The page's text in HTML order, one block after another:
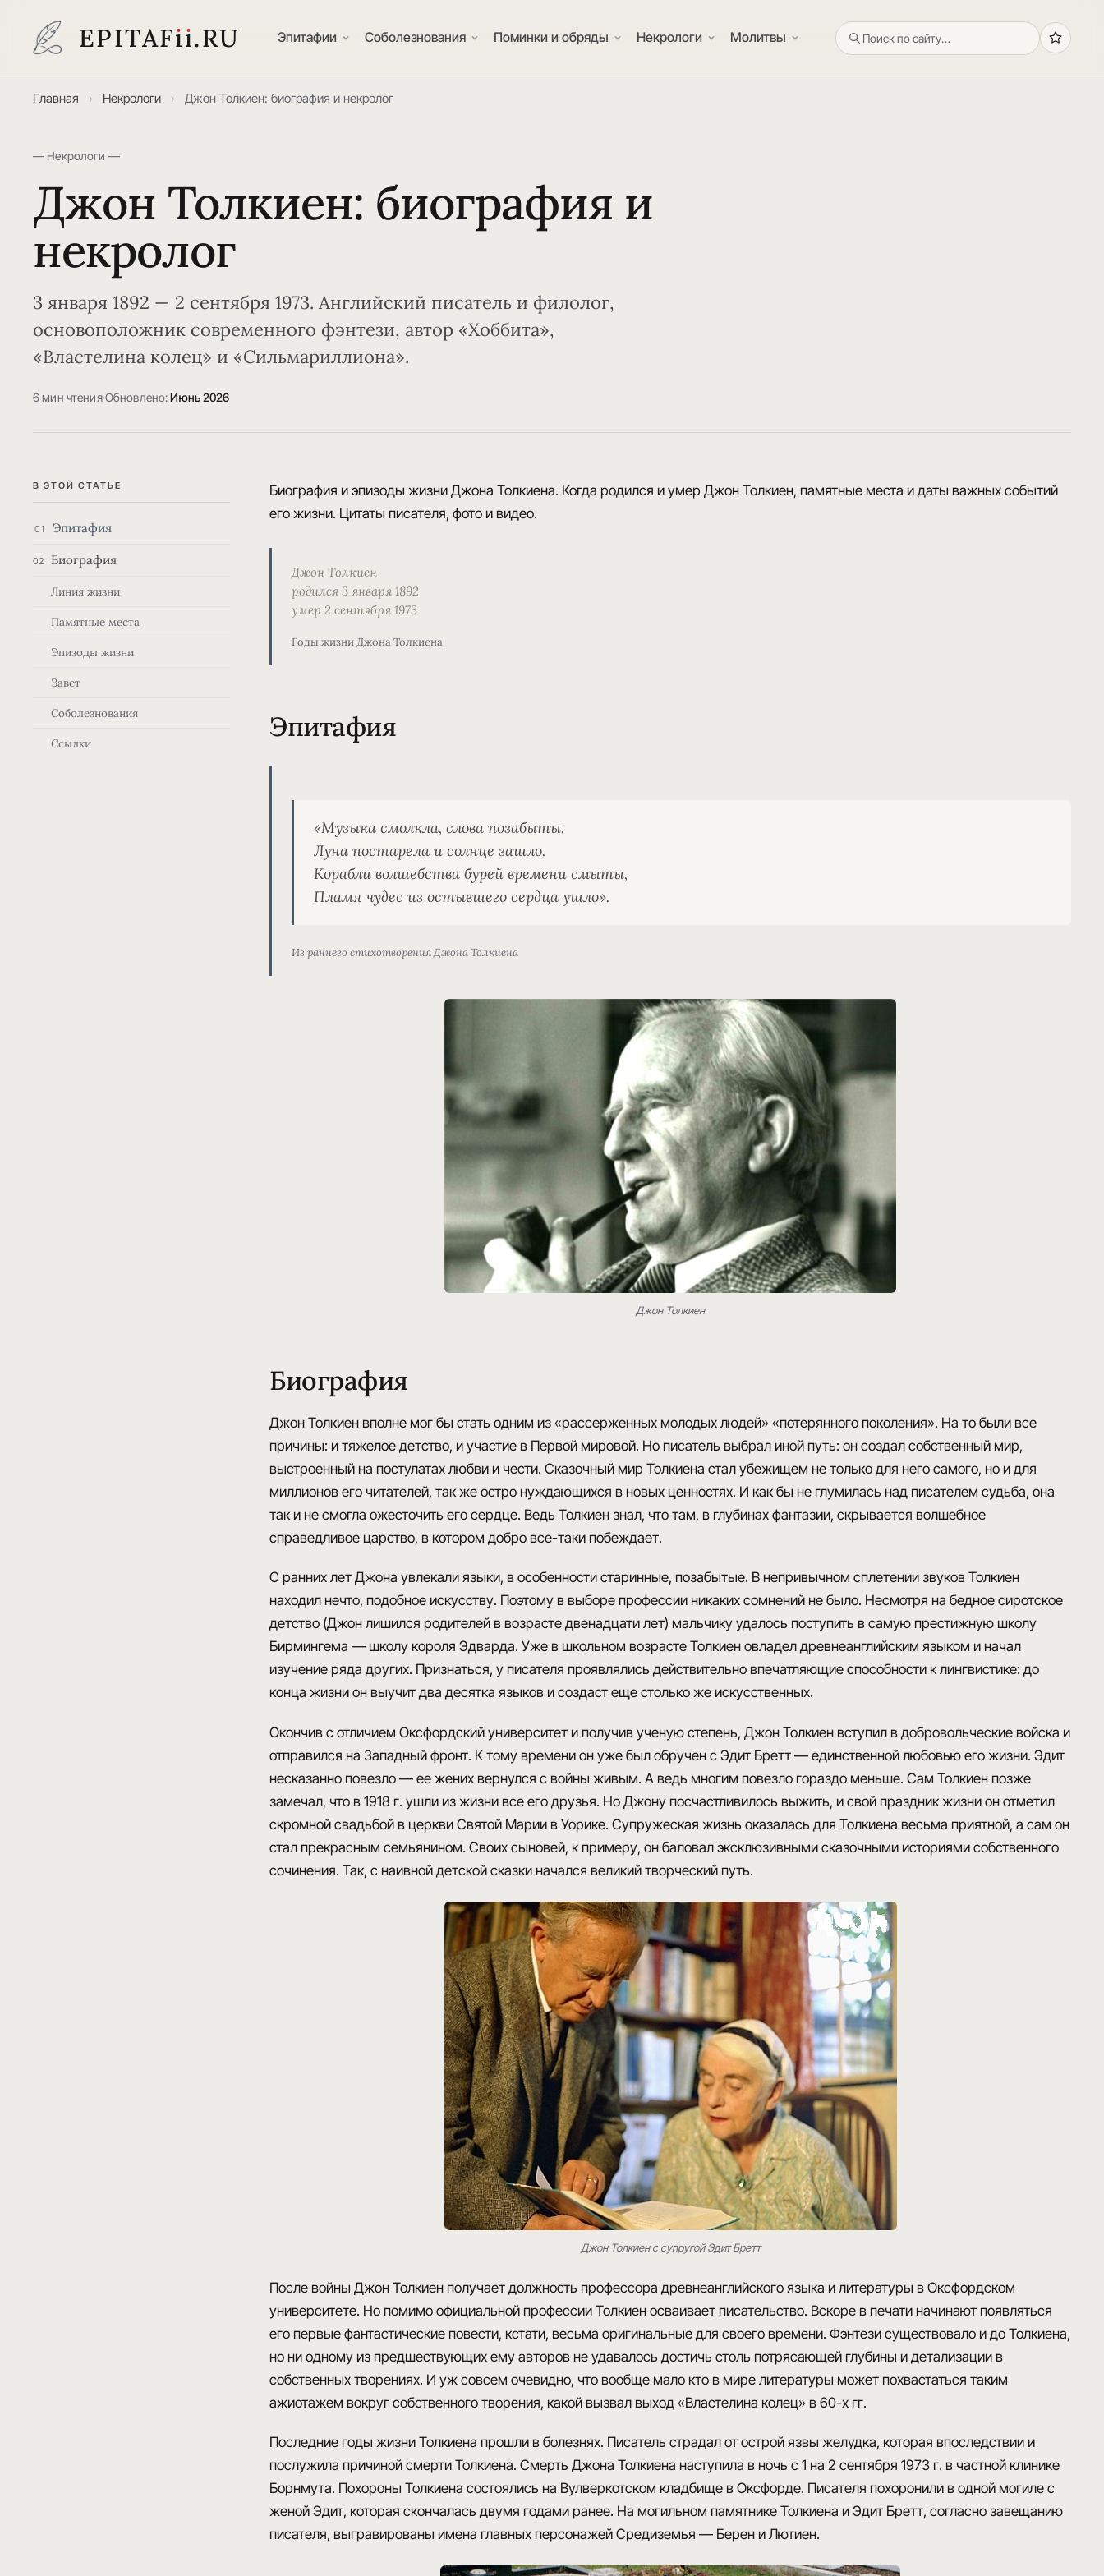
EPITAFii.RU Эпитафии Соболезнования Поминки и обряды Некрологи Молитвы
Главная › Некрологи › Джон Толкиен: биография и некролог
— Некрологи —
Джон Толкиен: биография и
некролог
3 января 1892 — 2 сентября 1973. Английский писатель и филолог,
основоположник современного фэнтези, автор «Хоббита»,
«Властелина колец» и «Сильмариллиона».
6 мин чтения·Обновлено:Июнь 2026
В ЭТОЙ СТАТЬЕ
01 Эпитафия
02 Биография
Линия жизни
Памятные места
Эпизоды жизни
Завет
Соболезнования
Ссылки
Биография и эпизоды жизни Джона Толкиена. Когда родился и умер Джон Толкиен, памятные места и даты важных событий
его жизни. Цитаты писателя, фото и видео.
Джон Толкиен
родился 3 января 1892
умер 2 сентября 1973
Годы жизни Джона Толкиена
Эпитафия
«Музыка смолкла, слова позабыты.
Луна постарела и солнце зашло.
Корабли волшебства бурей времени смыты,
Пламя чудес из остывшего сердца ушло».
Из раннего стихотворения Джона Толкиена
Джон Толкиен
Биография
Джон Толкиен вполне мог бы стать одним из «рассерженных молодых людей» «потерянного поколения». На то были все
причины: и тяжелое детство, и участие в Первой мировой. Но писатель выбрал иной путь: он создал собственный мир,
выстроенный на постулатах любви и чести. Сказочный мир Толкиена стал убежищем не только для него самого, но и для
миллионов его читателей, так же остро нуждающихся в новых ценностях. И как бы не глумилась над писателем судьба, она
так и не смогла ожесточить его сердце. Ведь Толкиен знал, что там, в глубинах фантазии, скрывается волшебное
справедливое царство, в котором добро все-таки побеждает.
С ранних лет Джона увлекали языки, в особенности старинные, позабытые. В непривычном сплетении звуков Толкиен
находил нечто, подобное искусству. Поэтому в выборе профессии никаких сомнений не было. Несмотря на бедное сиротское
детство (Джон лишился родителей в возрасте двенадцати лет) мальчику удалось поступить в самую престижную школу
Бирмингема — школу короля Эдварда. Уже в школьном возрасте Толкиен овладел древнеанглийским языком и начал
изучение ряда других. Признаться, у писателя проявлялись действительно впечатляющие способности к лингвистике: до
конца жизни он выучит два десятка языков и создаст еще столько же искусственных.
Окончив с отличием Оксфордский университет и получив ученую степень, Джон Толкиен вступил в добровольческие войска и
отправился на Западный фронт. К тому времени он уже был обручен с Эдит Бретт — единственной любовью его жизни. Эдит
несказанно повезло — ее жених вернулся с войны живым. А ведь многим повезло гораздо меньше. Сам Толкиен позже
замечал, что в 1918 г. ушли из жизни все его друзья. Но Джону посчастливилось выжить, и свой праздник жизни он отметил
скромной свадьбой в церкви Святой Марии в Уорике. Супружеская жизнь оказалась для Толкиена весьма приятной, а сам он
стал прекрасным семьянином. Своих сыновей, к примеру, он баловал эксклюзивными сказочными историями собственного
сочинения. Так, с наивной детской сказки начался великий творческий путь.
Джон Толкиен с супругой Эдит Бретт
После войны Джон Толкиен получает должность профессора древнеанглийского языка и литературы в Оксфордском
университете. Но помимо официальной профессии Толкиен осваивает писательство. Вскоре в печати начинают появляться
его первые фантастические повести, кстати, весьма оригинальные для своего времени. Фэнтези существовало и до Толкиена,
но ни одному из предшествующих ему авторов не удавалось достичь столь потрясающей глубины и детализации в
собственных творениях. И уж совсем очевидно, что вообще мало кто в мире литературы может похвастаться таким
ажиотажем вокруг собственного творения, какой вызвал выход «Властелина колец» в 60-х гг.
Последние годы жизни Толкиена прошли в болезнях. Писатель страдал от острой язвы желудка, которая впоследствии и
послужила причиной смерти Толкиена. Смерть Джона Толкиена наступила в ночь с 1 на 2 сентября 1973 г. в частной клинике
Борнмута. Похороны Толкиена состоялись на Вулверкотском кладбище в Оксфорде. Писателя похоронили в одной могиле с
женой Эдит, которая скончалась двумя годами ранее. На могильном памятнике Толкиена и Эдит Бретт, согласно завещанию
писателя, выгравированы имена главных персонажей Средиземья — Берен и Лютиен.